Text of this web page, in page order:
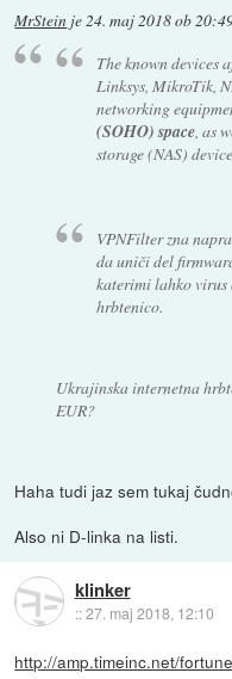
MrStein je 24. maj 2018 ob
The known devices
Linksys, MikroTik,
networking
(SOHO) space, as
storage (NAS)
VPNFilter zna
da uniči del
katerimi lahko
hrbtenico.
Ukrajinska internetna
EUR?
Haha tudi jaz sem tukaj
Also ni D-linka na listi.
klinker
::27. maj 2018, 12:10
http://amp.timeinc.net/